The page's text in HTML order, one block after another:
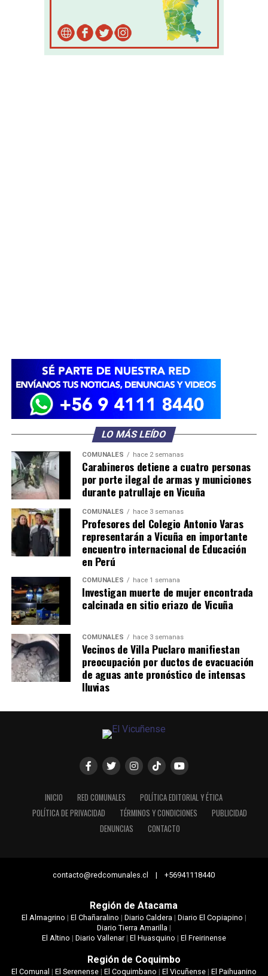
LO MÁS LEÍDO
COMUNALES hace 2 semanas
Carabineros detiene a cuatro personas
por porte ilegal de armas y municiones
durante patrullaje en Vicuña
COMUNALES hace 3 semanas
Profesores del Colegio Antonio Varas
representarán a Vicuña en importante
encuentro internacional de Educación
en Perú
COMUNALES hace 1 semana
Investigan muerte de mujer encontrada
calcinada en sitio eriazo de Vicuña
COMUNALES hace 3 semanas
Vecinos de Villa Puclaro manifiestan
preocupación por ductos de evacuación
de aguas ante pronóstico de intensas
lluvias
INICIO RED COMUNALES
POLÍTICA EDITORIAL Y ÉTICA
POLÍTICA DE PRIVACIDAD
TÉRMINOS Y CONDICIONES
PUBLICIDAD
DENUNCIAS
CONTACTO
contacto@redcomunales.cl | +56941118440
Región de Atacama
El Almagrino | El Chañaralino | Diario Caldera | Diario El Copiapino |
Diario Tierra Amarilla |
El Altino | Diario Vallenar| El Huasquino | El Freirinense
Región de Coquimbo
El Comunal | El Serenense| El Coquimbano | El Vicuñense| El Paihuanino